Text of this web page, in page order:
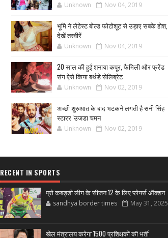
Unknown Nov 04, 2019
भूमि ने लेटेस्ट बोल्ड फोटोशूट से उड़ाए सबके होश,
देखें तस्वीरें
Unknown Nov 04, 2019
20 साल की हुईं शनाया कपूर, फैमिली और फ्रेंड
संग ऐसे किया बर्थडे सेलिब्रेट
Unknown Nov 02, 2019
अच्छी शुरुआत के बाद भटकने लगती है सनी सिंह
स्टारर 'उजडा चमन
Unknown Nov 02, 2019
RECENT IN SPORTS
प्रो कबड्डी लीग के सीजन 12 के लिए प्लेयर्स ऑक्शन
sandhya border times May 31, 2025
खेल मंत्रालय करेगा 1500 प्रशिक्षकों की भर्ती